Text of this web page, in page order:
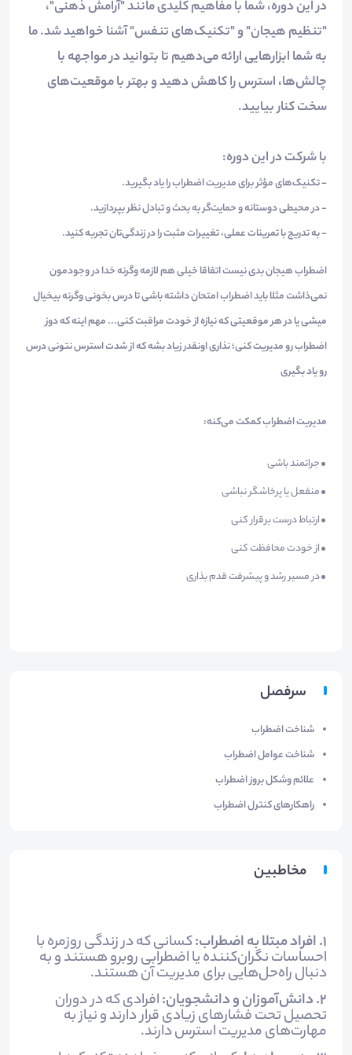
در این دوره، شما با مفاهیم کلیدی مانند "آرامش ذهنی"،
"تنظیم هیجان" و "تکنیک‌های تنفس" آشنا خواهید شد. ما
به شما ابزارهایی ارائه می‌دهیم تا بتوانید در مواجهه با
چالش‌ها، استرس را کاهش دهید و بهتر با موقعیت‌های
سخت کنار بیایید.
با شرکت در این دوره:
- تکنیک‌های مؤثر برای مدیریت اضطراب را یاد بگیرید.
- در محیطی دوستانه و حمایت‌گر به بحث و تبادل نظر بپردازید.
- به تدریج با تمرینات عملی، تغییرات مثبت را در زندگی‌تان تجربه کنید.
اضطراب هیجان بدی نیست اتفاقا خیلی هم لازمه وگرنه خدا در وجودمون
نمی‌ذاشت مثلا باید اضطراب امتحان داشته باشی تا درس بخونی وگرنه بیخیال
میشی یا در هر موقعیتی که نیازه از خودت مراقبت کنی... مهم اینه که دوز
اضطراب رو مدیریت کنی؛ نذاری اونقدر زیاد بشه که از شدت استرس نتونی درس
رو یاد بگیری
مدیریت اضطراب کمکت می‌کنه:
.جراتمند باشی
.منفعل یا پرخاشگر نباشی
.ارتباط درست برقرار کنی
.از خودت محافظت کنی
.در مسیر رشد و پیشرفت قدم بذاری
سرفصل
شناخت اضطراب
شناخت عوامل اضطراب
علائم وشکل بروز اضطراب
راهکارهای کنترل اضطراب
مخاطبین
1. افراد مبتلا به اضطراب: کسانی که در زندگی روزمره با
احساسات نگران‌کننده یا اضطرابی روبرو هستند و به
دنبال راه‌حل‌هایی برای مدیریت آن هستند.
2. دانش‌آموزان و دانشجویان:
افرادی که در دوران
تحصیل تحت فشارهای زیادی قرار دارند و نیاز به
مهارت‌های مدیریت استرس دارند.